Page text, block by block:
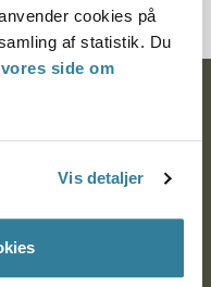
cookies på
af statistik. Du
vores side om
Vis detaljer